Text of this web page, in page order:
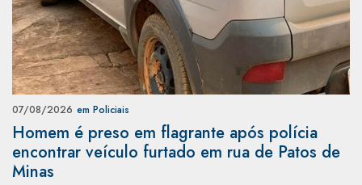
07/08/2026 em Policiais
Homem é preso em flagrante após polícia
encontrar veículo furtado em rua de Patos de
Minas